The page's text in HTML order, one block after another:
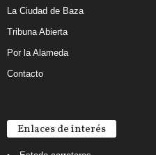
La Ciudad de Baza
Tribuna Abierta
Por la Alameda
Contacto
Enlaces de interés